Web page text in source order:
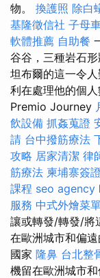
物。 換護照 除白
基隆徵信社 子母
軟體推薦 自助餐
谷谷，三種岩石
坦布爾的這一令
利在處理他的個
Premio Journey
飲設備 抓姦蒐證
請 台中撥筋療法
攻略 居家清潔 律
筋療法 柬埔寨簽證
課程 seo agency
服務 中式外燴菜
讓或轉發/轉發/將
在歐洲城市和偏
國家 隆鼻 台北整
機留在歐洲城市